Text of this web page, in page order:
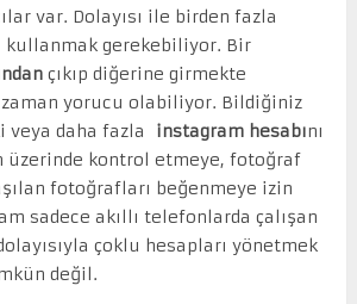
var. Dolayısı ile birden fazla
kullanmak gerekebiliyor. Bir
çıkıp diğerine girmekte
yorucu olabiliyor. Bildiğiniz
veya daha fazla instagram hesabını
üzerinde kontrol etmeye, fotoğraf
fotoğrafları beğenmeye izin
sadece akıllı telefonlarda çalışan
çoklu hesapları yönetmek
değil.